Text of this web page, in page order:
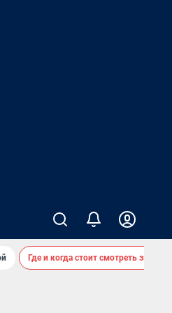
Где и когда стоит смотреть